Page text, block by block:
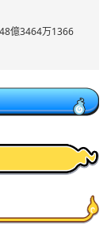
億3464万1366